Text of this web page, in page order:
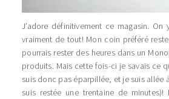
J’adore définitivement ce magasin.
vraiment de tout! Mon coin préféré
pourrais rester des heures dans un
produits. Mais cette fois-ci je savais ce
suis donc pas éparpillée, et je suis allée
suis restée une trentaine de minutes)!